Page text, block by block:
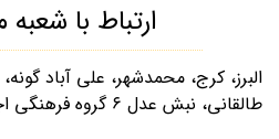
ارتباط با
البرز، کرج، محمدشهر، علی آباد
طالقانی، نبش عدل ۶ گروه فرهنگی اجتماعی کیانا